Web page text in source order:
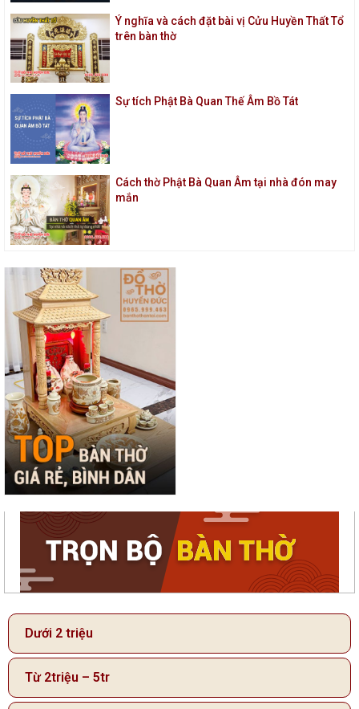
Ý nghĩa và cách đặt bài vị Cửu Huyền Thất Tổ
trên bàn thờ
Sự tích Phật Bà Quan Thế Âm Bồ Tát
Cách thờ Phật Bà Quan Âm tại nhà đón may
mắn
Dưới 2 triệu
Từ 2triệu – 5tr